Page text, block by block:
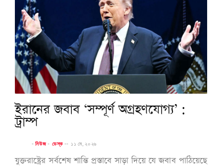
ইরানের জবাব ‘সম্পূর্ণ অগ্রহণযোগ্য’ :
ট্রাম্প
-নিউজ - ডেস্ক -- ১১ মে, ২০২৬
যুক্তরাষ্ট্রের সর্বশেষ শান্তি প্রস্তাবে সাড়া দিয়ে যে জবাব পাঠিয়েছে